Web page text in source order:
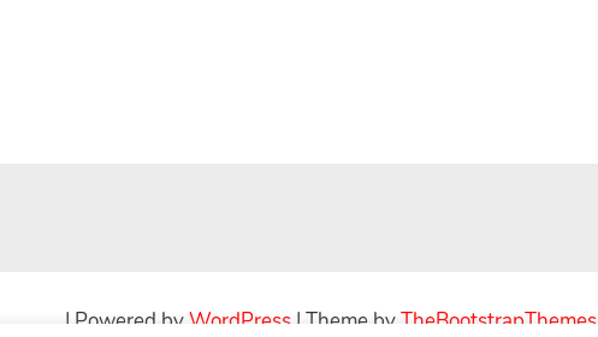
| Powered byWordPress | Theme byTheBootstrapThemes